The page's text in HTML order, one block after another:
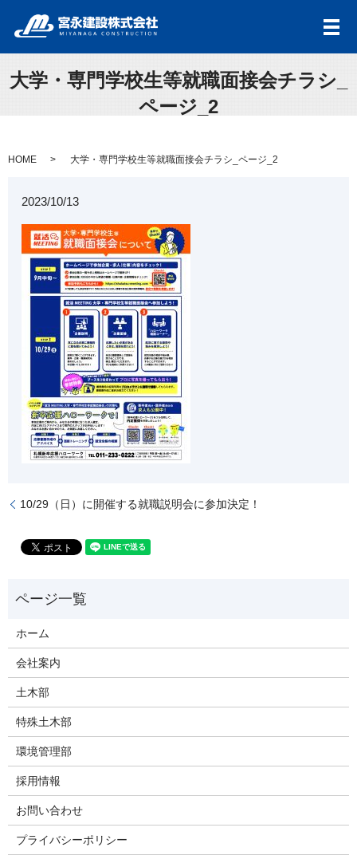
メ
大学・専門学校生等就職面接会チラシ_
ページ_2
HOME 大学・専門学校生等就職面接会チラシ_ページ_2
2023/10/13
10/29（日）に開催する就職説明会に参加決定！
ホーム
会社案内
土木部
特殊土木部
環境管理部
採用情報
お問い合わせ
プライバシーポリシー